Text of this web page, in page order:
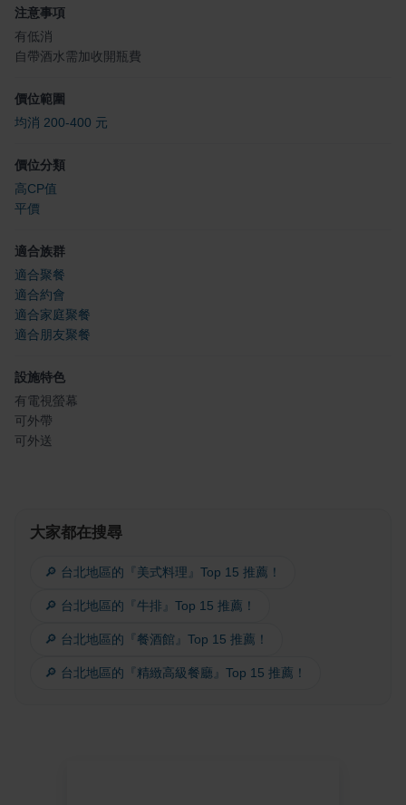
注意事項
有低消
自帶酒水需加收開瓶費
價位範圍
均消 200-400 元
價位分類
高CP值
平價
適合族群
適合聚餐
適合約會
適合家庭聚餐
適合朋友聚餐
設施特色
有電視螢幕
可外帶
可外送
大家都在搜尋
🔎 台北地區的『美式料理』Top 15 推薦！
🔎 台北地區的『牛排』Top 15 推薦！
🔎 台北地區的『餐酒館』Top 15 推薦！
🔎 台北地區的『精緻高級餐廳』Top 15 推薦！